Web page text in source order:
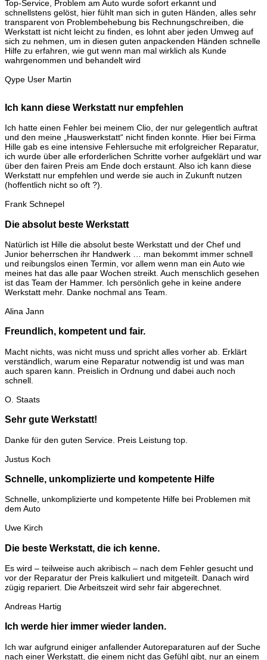
Top-Service, Problem am Auto wurde sofort erkannt und
schnellstens gelöst, hier fühlt man sich in guten Händen, alles sehr
transparent von Problembehebung bis Rechnungschreiben, die
Werkstatt ist nicht leicht zu finden, es lohnt aber jeden Umweg auf
sich zu nehmen, um in diesen guten anpackenden Händen schnelle
Hilfe zu erfahren, wie gut wenn man mal wirklich als Kunde
wahrgenommen und behandelt wird
Qype User Martin
Ich kann diese Werkstatt nur empfehlen
Ich hatte einen Fehler bei meinem Clio, der nur gelegentlich auftrat
und den meine „Hauswerkstatt“ nicht finden konnte. Hier bei Firma
Hille gab es eine intensive Fehlersuche mit erfolgreicher Reparatur,
ich wurde über alle erforderlichen Schritte vorher aufgeklärt und war
über den fairen Preis am Ende doch erstaunt. Also ich kann diese
Werkstatt nur empfehlen und werde sie auch in Zukunft nutzen
(hoffentlich nicht so oft ?).
Frank Schnepel
Die absolut beste Werkstatt
Natürlich ist Hille die absolut beste Werkstatt und der Chef und
Junior beherrschen ihr Handwerk … man bekommt immer schnell
und reibungslos einen Termin, vor allem wenn man ein Auto wie
meines hat das alle paar Wochen streikt. Auch menschlich gesehen
ist das Team der Hammer. Ich persönlich gehe in keine andere
Werkstatt mehr. Danke nochmal ans Team.
Alina Jann
Freundlich, kompetent und fair.
Macht nichts, was nicht muss und spricht alles vorher ab. Erklärt
verständlich, warum eine Reparatur notwendig ist und was man
auch sparen kann. Preislich in Ordnung und dabei auch noch
schnell.
O. Staats
Sehr gute Werkstatt!
Danke für den guten Service. Preis Leistung top.
Justus Koch
Schnelle, unkomplizierte und kompetente Hilfe
Schnelle, unkomplizierte und kompetente Hilfe bei Problemen mit
dem Auto
Uwe Kirch
Die beste Werkstatt, die ich kenne.
Es wird – teilweise auch akribisch – nach dem Fehler gesucht und
vor der Reparatur der Preis kalkuliert und mitgeteilt. Danach wird
zügig repariert. Die Arbeitszeit wird sehr fair abgerechnet.
Andreas Hartig
Ich werde hier immer wieder landen.
Ich war aufgrund einiger anfallender Autoreparaturen auf der Suche
nach einer Werkstatt, die einem nicht das Gefühl gibt, nur an einem